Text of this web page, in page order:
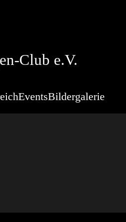
Club e.V.
EventsBildergalerie